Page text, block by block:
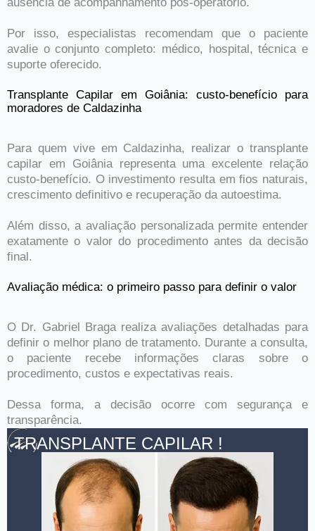
ausência de acompanhamento pós-operatório.
Por isso, especialistas recomendam que o paciente
avalie o conjunto completo: médico, hospital, técnica e
suporte oferecido.
Transplante Capilar em Goiânia: custo-benefício para
moradores de Caldazinha
Para quem vive em Caldazinha, realizar o transplante
capilar em Goiânia representa uma excelente relação
custo-benefício. O investimento resulta em fios naturais,
crescimento definitivo e recuperação da autoestima.
Além disso, a avaliação personalizada permite entender
exatamente o valor do procedimento antes da decisão
final.
Avaliação médica: o primeiro passo para definir o valor
O Dr. Gabriel Braga realiza avaliações detalhadas para
definir o melhor plano de tratamento. Durante a consulta,
o paciente recebe informações claras sobre o
procedimento, custos e expectativas reais.
Dessa forma, a decisão ocorre com segurança e
transparência.
TRANSPLANTE CAPILAR !